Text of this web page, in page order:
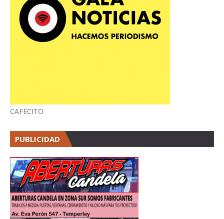
CAFECITO
PUBLICIDAD